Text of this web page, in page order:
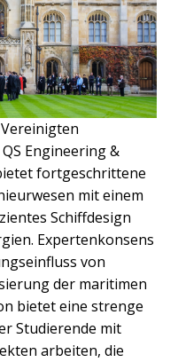
Engineering &
fortgeschrittene
mit einem
Schiffdesign
Expertenkonsens
von
der maritimen
bietet eine strenge
Studierende mit
arbeiten, die